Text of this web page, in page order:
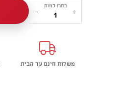
+
כמות
של
לקמפינג
-
קומקום
בחרו כמות
-
משלוח חינם עד הבית